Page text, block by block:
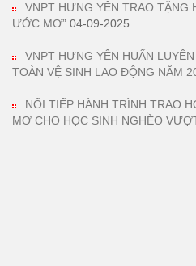
VNPT HƯNG YÊN TRAO TẶNG
ƯỚC MƠ” 04-09-2025
VNPT HƯNG YÊN HUẤN
TOÀN VỆ SINH LAO ĐỘNG NĂM
NỐI TIẾP HÀNH TRÌNH TRAO
MƠ CHO HỌC SINH NGHÈO